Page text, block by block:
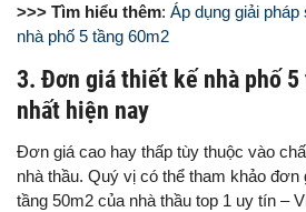
>>> Tìm hiểu thêm: Áp dụng giải
nhà phố 5 tầng 60m2
3. Đơn giá thiết kế nhà phố
nhất hiện nay
Đơn giá cao hay thấp tùy thuộc vào
nhà thầu. Quý vị có thể tham khảo đơn
tầng 50m2 của nhà thầu top 1 uy tín –